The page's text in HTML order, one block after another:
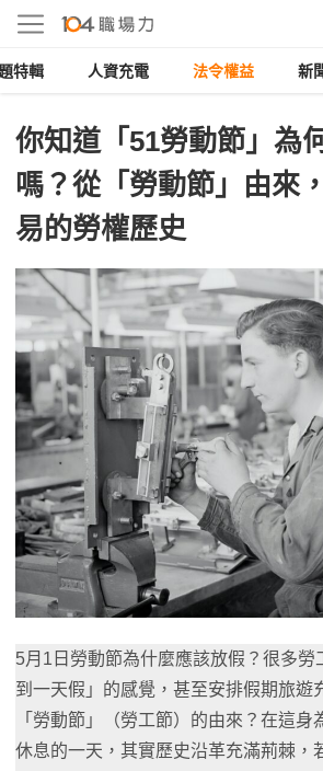
特輯 人資充電 法令權益 新
你知道「51勞動節」為
嗎？從「勞動節」由來
易的勞權歷史
5月1日勞動節為什麼應該放假？很多勞
到一天假」的感覺，甚至安排假期旅遊
「勞動節」（勞工節）的由來？在這身
休息的一天，其實歷史沿革充滿荊棘，